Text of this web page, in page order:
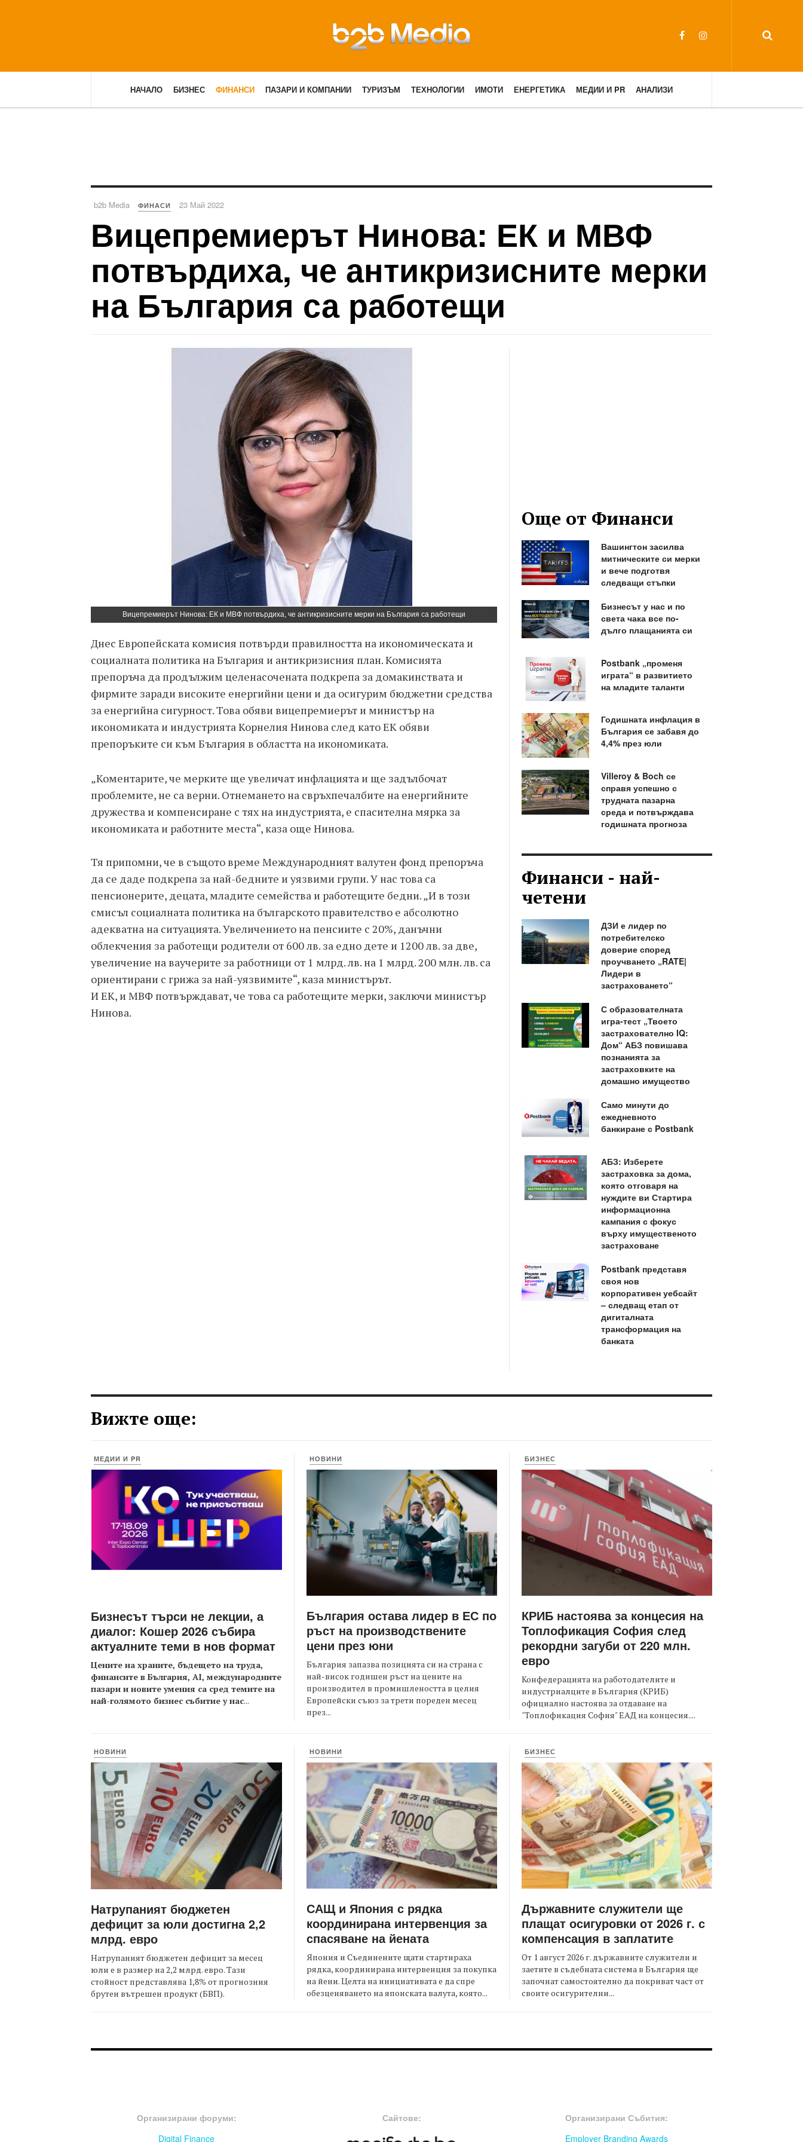
НАЧАЛО БИЗНЕС ФИНАНСИ ПАЗАРИ И КОМПАНИИ ТУРИЗЪМ ТЕХНОЛОГИИ ИМОТИ ЕНЕРГЕТИКА МЕДИИ И PR АНАЛИЗИ
b2b Media ФИНАСИ 23 Май 2022
Вицепремиерът Нинова: ЕК и МВФ
потвърдиха, че антикризисните мерки
на България са работещи
Вицепремиерът Нинова: ЕК и МВФ потвърдиха, че антикризисните мерки на България са работещи
Днес Европейската комисия потвърди правилността на икономическата и
социалната политика на България и антикризисния план. Комисията
препоръча да продължим целенасочената подкрепа за домакинствата и
фирмите заради високите енергийни цени и да осигурим бюджетни средства
за енергийна сигурност. Това обяви вицепремиерът и министър на
икономиката и индустрията Корнелия Нинова след като ЕК обяви
препоръките си към България в областта на икономиката.
„Коментарите, че мерките ще увеличат инфлацията и ще задълбочат
проблемите, не са верни. Отнемането на свръхпечалбите на енергийните
дружества и компенсиране с тях на индустрията, е спасителна мярка за
икономиката и работните места“, каза още Нинова.
Тя припомни, че в същото време Международният валутен фонд препоръча
да се даде подкрепа за най-бедните и уязвими групи. У нас това са
пенсионерите, децата, младите семейства и работещите бедни. „И в този
смисъл социалната политика на българското правителство е абсолютно
адекватна на ситуацията. Увеличението на пенсиите с 20%, данъчни
облекчения за работещи родители от 600 лв. за едно дете и 1200 лв. за две,
увеличение на ваучерите за работници от 1 млрд. лв. на 1 млрд. 200 млн. лв. са
ориентирани с грижа за най-уязвимите“, каза министърът.
И ЕК, и МВФ потвърждават, че това са работещите мерки, заключи министър
Нинова.
Още от Финанси
Вашингтон засилва
митническите си мерки
и вече подготвя
следващи стъпки
Бизнесът у нас и по
света чака все по-
дълго плащанията си
Postbank „променя
играта“ в развитието
на младите таланти
Годишната инфлация в
България се забавя до
4,4% през юли
Villeroy & Boch се
справя успешно с
трудната пазарна
среда и потвърждава
годишната прогноза
Финанси - най-
четени
ДЗИ е лидер по
потребителско
доверие според
проучването „RATE|
Лидери в
застраховането“
С образователната
игра-тест „Твоето
застрахователно IQ:
Дом“ АБЗ повишава
познанията за
застраховките на
домашно имущество
Само минути до
ежедневното
банкиране с Postbank
АБЗ: Изберете
застраховка за дома,
която отговаря на
нуждите ви Стартира
информационна
кампания с фокус
върху имущественото
застраховане
Postbank представя
своя нов
корпоративен уебсайт
– следващ етап от
дигиталната
трансформация на
банката
Вижте още:
МЕДИИ И PR
Бизнесът търси не лекции, а
диалог: Кошер 2026 събира
актуалните теми в нов формат
Цените на храните, бъдещето на труда,
финансите в България, AI, международните
пазари и новите умения са сред темите на
най-голямото бизнес събитие у нас...
НОВИНИ
България остава лидер в ЕС по
ръст на производствените
цени през юни
България запазва позицията си на страна с
най-висок годишен ръст на цените на
производител в промишлеността в целия
Европейски съюз за трети пореден месец
през...
БИЗНЕС
КРИБ настоява за концесия на
Топлофикация София след
рекордни загуби от 220 млн.
евро
Конфедерацията на работодателите и
индустриалците в България (КРИБ)
официално настоява за отдаване на
"Топлофикация София" ЕАД на концесия....
НОВИНИ
Натрупаният бюджетен
дефицит за юли достигна 2,2
млрд. евро
Натрупаният бюджетен дефицит за месец
юли е в размер на 2,2 млрд. евро. Тази
стойност представлява 1,8% от прогнозния
брутен вътрешен продукт (БВП).
НОВИНИ
САЩ и Япония с рядка
координирана интервенция за
спасяване на йената
Япония и Съединените щати стартираха
рядка, координирана интервенция за покупка
на йени. Целта на инициативата е да спре
обезценяването на японската валута, която...
БИЗНЕС
Държавните служители ще
плащат осигуровки от 2026 г. с
компенсация в заплатите
От 1 август 2026 г. държавните служители и
заетите в съдебната система в България ще
започнат самостоятелно да покриват част от
своите осигурителни...
Организирани форуми:
Digital Finance
Сайтове:
Организирани Събития:
Employer Branding Awards